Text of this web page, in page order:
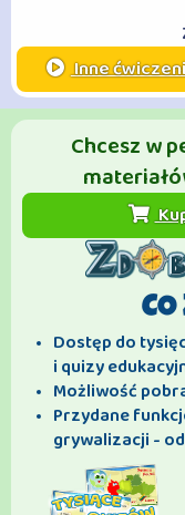
Inne
Chcesz w
Dostęp do
i quizy
Możliwość
Przydane
grywalizacji -